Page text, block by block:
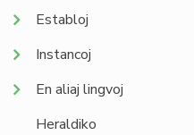
Establoj
Instancoj
En aliaj lingvoj
Heraldiko